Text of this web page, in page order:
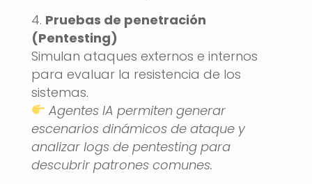
Pruebas de penetración
(Pentesting)
Simulan ataques externos e internos
para evaluar la resistencia de los
sistemas.
Agentes IA permiten generar
escenarios dinámicos de ataque y
analizar logs de pentesting para
descubrir patrones comunes.